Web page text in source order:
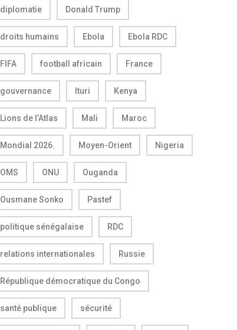
diplomatie Donald Trump
droits humains Ebola Ebola RDC
FIFA football africain France
gouvernance Ituri Kenya
Lions de l’Atlas Mali Maroc
Mondial 2026. Moyen-Orient Nigeria
OMS ONU Ouganda
Ousmane Sonko Pastef
politique sénégalaise RDC
relations internationales Russie
République démocratique du Congo
santé publique sécurité